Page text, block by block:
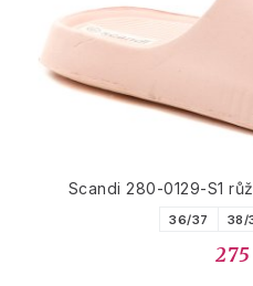
Scandi 280-0129-S1
36/37 38/